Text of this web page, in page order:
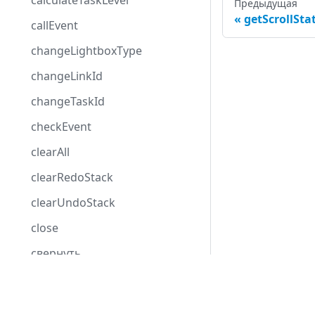
callEvent
changeLightboxType
changeLinkId
changeTaskId
checkEvent
clearAll
clearRedoStack
clearUndoStack
close
свернуть
Предыдущая